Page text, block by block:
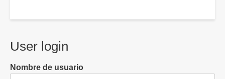
User login
Nombre de usuario